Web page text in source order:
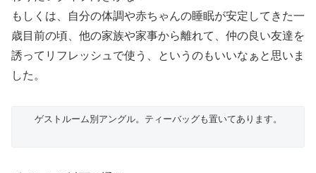
もしくは、自分の体調や赤ちゃんの睡眠が安定してきた一
歳目前の頃、他の家族や家事から離れて、仲の良い友達を
誘ってリフレッシュで使う、というのもいいなぁと思いま
した。
ゲストルーム別アングル。ティーバッグも置いてあります。